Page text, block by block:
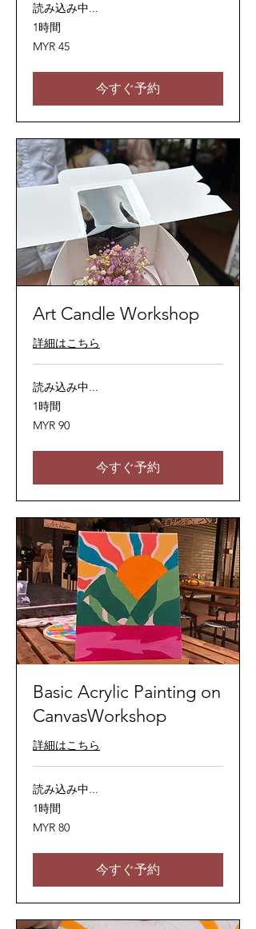
読み込み中...
1時間
45
マ
ー
リ
ッ
ト
MYR 45
今すぐ予約
Art Candle Workshop
詳細はこちら
読み込み中...
1時間
90
マ
ー
リ
ッ
MYR 90
今すぐ予約
Basic Acrylic Painting on
CanvasWorkshop
詳細はこちら
読み込み中...
1時間
80
マ
ー
リ
ッ
MYR 80
今すぐ予約